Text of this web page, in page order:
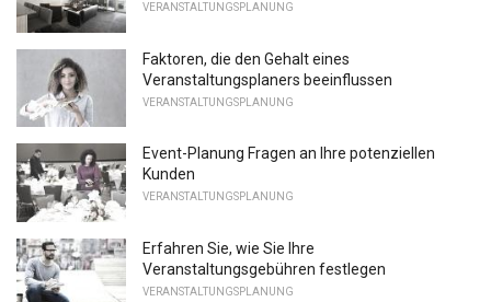
VERANSTALTUNGSPLANUNG
Faktoren, die den Gehalt eines
Veranstaltungsplaners beeinflussen
VERANSTALTUNGSPLANUNG
Event-Planung Fragen an Ihre potenziellen
Kunden
VERANSTALTUNGSPLANUNG
Erfahren Sie, wie Sie Ihre
Veranstaltungsgebühren festlegen
VERANSTALTUNGSPLANUNG